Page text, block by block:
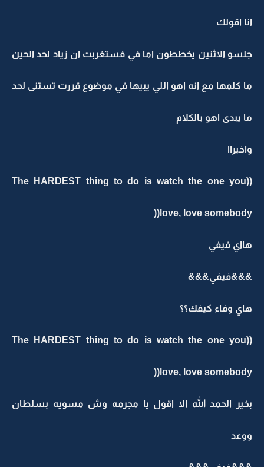
انا اقولك
جلسو الاثنين يخططون اما في فستغربت ان زياد لحد الحين
ما كلمها مع انه اهو اللي يبيها في موضوع قررت تستنى لحد
ما يبدى اهو بالكلام
واخيراا
((The HARDEST thing to do is watch the one you
love, love somebody((
هااي فيفي
&&&فيفي&&&
هاي وفاء كيفك؟؟
((The HARDEST thing to do is watch the one you
love, love somebody((
بخير الحمد الله الا اقول يا مجرمه وش مسويه بسلطان
ووعد